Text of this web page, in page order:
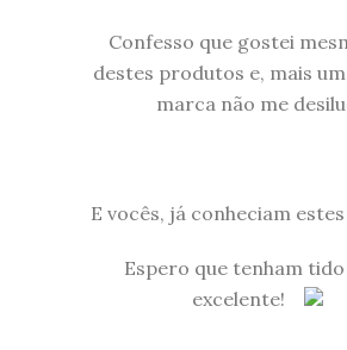
Confesso que gostei
destes produtos e, mais
marca não me
E vocês, já conheciam
Espero que tenham
excelente!